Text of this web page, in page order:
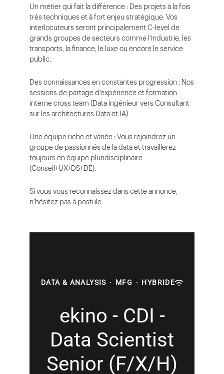
Un métier qui fait la différence : Des projets à la fois
très techniques et à fort enjeu stratégique. Vos
interlocuteurs seront principalement C-level de
grands groupes de secteurs comme l’industrie, les
transports, la finance, le luxe ou encore le service
public.
Des connaissances en constantes progression : Nos
sessions de partage d’expérience et formation
interne cross team (Data ingénieur vers Consultant
sur les architectures Data et IA)
Une équipe riche et variée : Vous rejoindrez un
groupe de passionnés de la data et travaillerez
toujours en équipe pluridisciplinaire
(Conseil+UX+DS+DE).
Si vous vous reconnaissez dans cette annonce,
n’hésitez pas à postule